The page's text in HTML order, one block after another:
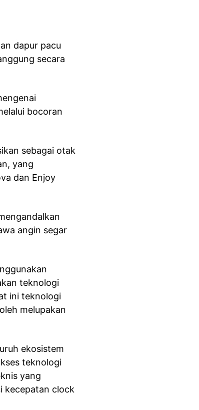
dapur pacu
secara
bocoran
sebagai otak
yang
dan Enjoy
angin segar
teknologi
ini teknologi
melupakan
ekosistem
teknologi
yang
kecepatan clock